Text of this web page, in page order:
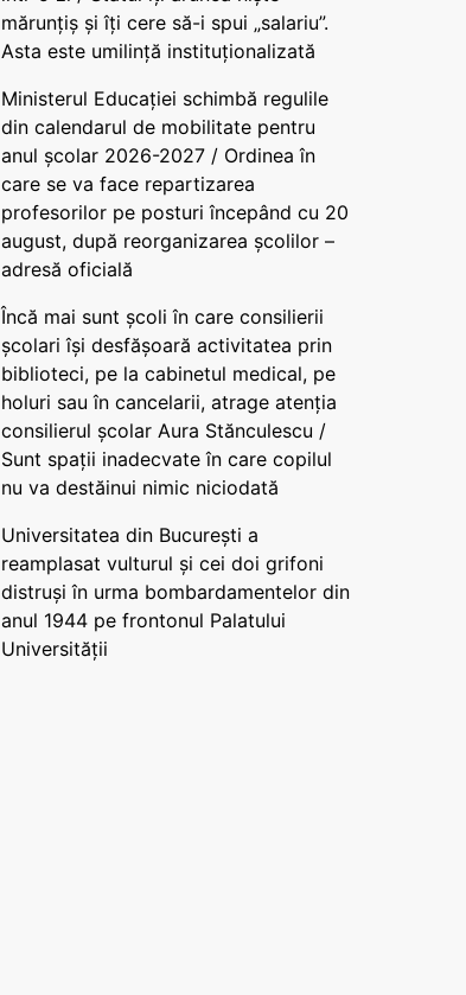
mărunțiș și îți cere să-i spui „salariu”.
Asta este umilință instituționalizată
Ministerul Educației schimbă regulile
din calendarul de mobilitate pentru
anul școlar 2026-2027 / Ordinea în
care se va face repartizarea
profesorilor pe posturi începând cu 20
august, după reorganizarea școlilor –
adresă oficială
Încă mai sunt școli în care consilierii
școlari își desfășoară activitatea prin
biblioteci, pe la cabinetul medical, pe
holuri sau în cancelarii, atrage atenția
consilierul școlar Aura Stănculescu /
Sunt spații inadecvate în care copilul
nu va destăinui nimic niciodată
Universitatea din București a
reamplasat vulturul și cei doi grifoni
distruși în urma bombardamentelor din
anul 1944 pe frontonul Palatului
Universității